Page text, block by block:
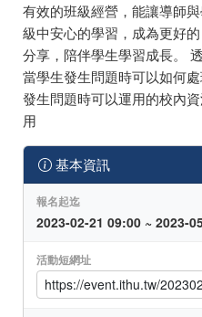
有效的班級經營，能讓導師
級中安心的學習，成為更好
分享，陪伴學生學習成長。
當學生發生問題時可以如何
發生問題時可以運用的校內
用
基本資訊
報名起迄
2023-02-21 09:00 ~ 2023-
活動短網址